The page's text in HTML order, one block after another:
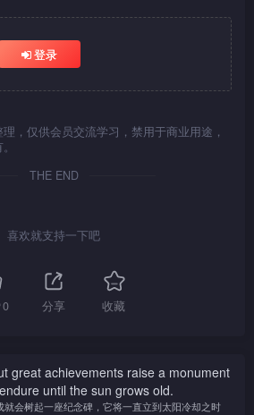
登录
，仅供会员交流学习，禁用于商业用途，
THE END
喜欢就支持一下吧
0 分享 收藏
great achievements raise a monument
until the sun grows old.
会树起一座纪念碑，它将一直立到太阳冷却之时